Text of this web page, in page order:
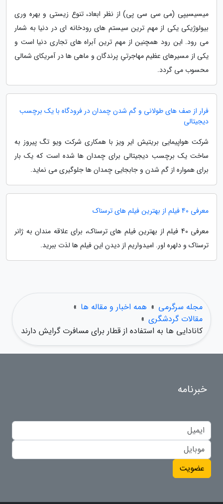
میسیسیپی (می سی سی پی) از نظر ابعاد، تنوع زیستی و بهره وری
بیولوژیکی یکی از مهم ترین سیستم های رودخانه ای در دنیا به شمار
می رود. این رود همچنین از مهم ترین آبراه های تجاری دنیا است و
یکی از مسیرهای عظیم مهاجرتیِ پرندگان و ماهی ها در آمریکای شمالی
محسوب می گردد.
فرار از صف های طولانی و گم شدن چمدان در فرودگاه با یک برچسب
دیجیتالی
شرکت هواپیمایی بریتیش ایر ویز با همکاری شرکت ویو تگ پیروز به
ساخت یک برچسب دیجیتالی برای چمدان ها شده است که یک بار
برای همواره از گم شدن و جابجایی چمدان ها جلوگیری می نماید.
معرفی 40 فیلم از بهترین فیلم های ترسناک
معرفی 40 فیلم از بهترین فیلم های ترسناک، برای علاقه مندان به ژانر
ترسناک و دلهره اور. امیدواریم از دیدن این فیلم ها لذت ببرید.
مجله سرگرمی » همه اخبار و مقاله ها »
مقالات گردشگری »
کانادایی ها به استفاده از قطار برای مسافرت گرایش دارند
خبرنامه
عضویت